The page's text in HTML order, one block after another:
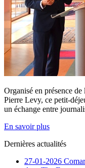
Organisé en présence de
Pierre Levy, ce petit-
un échange entre
En savoir plus
Dernières actualités
27-01-2026